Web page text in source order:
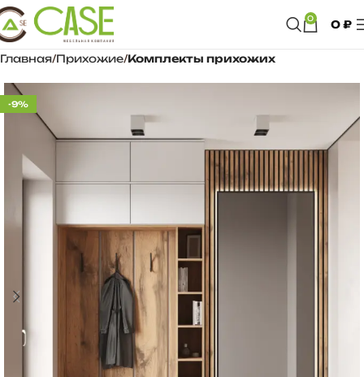
0 0₽
Главная Прихожие Комплекты прихожих
-9%